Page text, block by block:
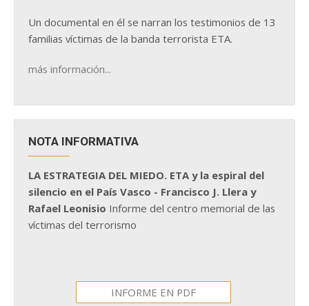
Un documental en él se narran los testimonios de 13
familias víctimas de la banda terrorista ETA.
más información...
NOTA INFORMATIVA
LA ESTRATEGIA DEL MIEDO. ETA y la espiral del
silencio en el País Vasco - Francisco J. Llera y
Rafael Leonisio Informe del centro memorial de las
víctimas del terrorismo
INFORME EN PDF